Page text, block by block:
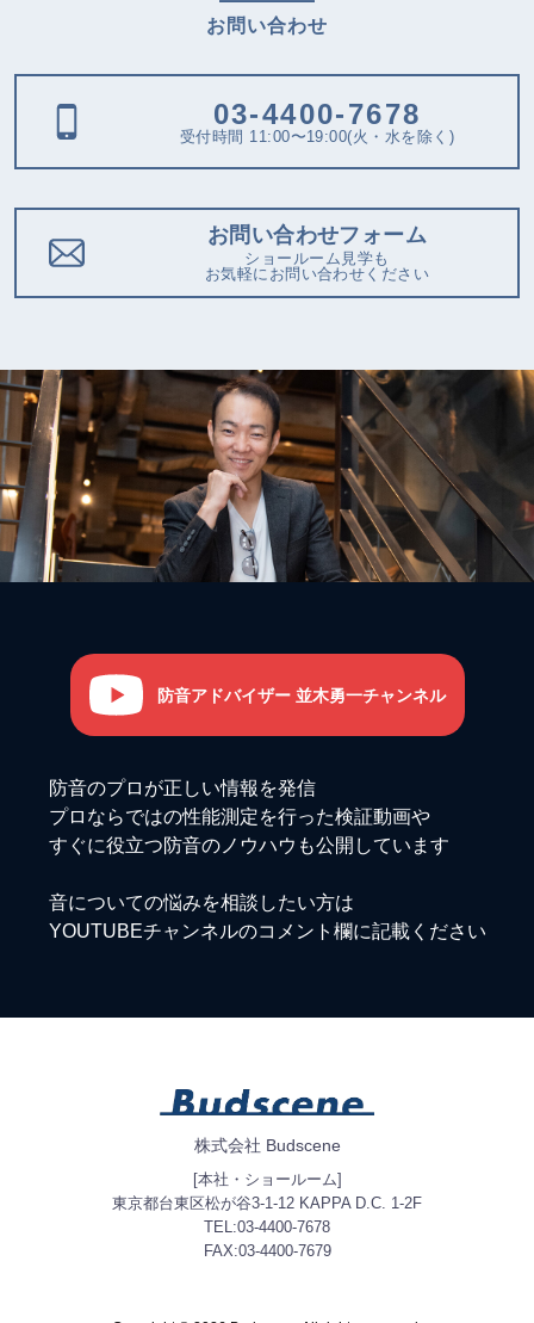
お問い合わせ
03-4400-7678
受付時間 11:00〜19:00(火・水を除く)
お問い合わせフォーム
ショールーム見学も
お気軽にお問い合わせください
防音アドバイザー 並木勇一チャンネル
防音のプロが正しい情報を発信
プロならではの性能測定を行った検証動画や
すぐに役立つ防音のノウハウも公開しています
音についての悩みを相談したい方は
YOUTUBEチャンネルのコメント欄に記載ください
株式会社 Budscene
[本社・ショールーム]
東京都台東区松が谷3-1-12 KAPPA D.C. 1-2F
TEL:03-4400-7678
FAX:03-4400-7679